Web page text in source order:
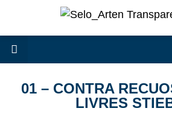
01 – CONTRA
LIVRES